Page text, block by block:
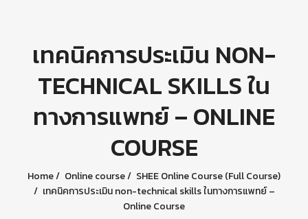
เทคนิคการประเมิน NON-
TECHNICAL SKILLS ใน
ทางการแพทย์ – ONLINE
COURSE
Home Online course
SHEE Online Course (Full Course)
เทคนิคการประเมิน non-technical skills ในทางการแพทย์ –
Online Course